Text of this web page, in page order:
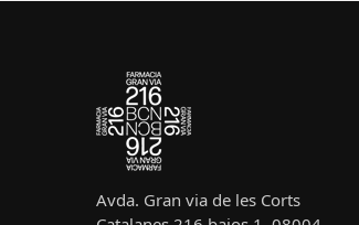
Avda. Gran via de les Corts